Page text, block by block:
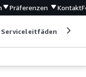
Präferenzen Kontakt
Serviceleitfäden